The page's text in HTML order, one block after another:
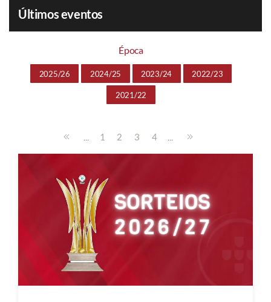
Últimos eventos
Época
2025/26 2024/25 2023/24 2022/23
2021/22
... 1 2 3 4 ...